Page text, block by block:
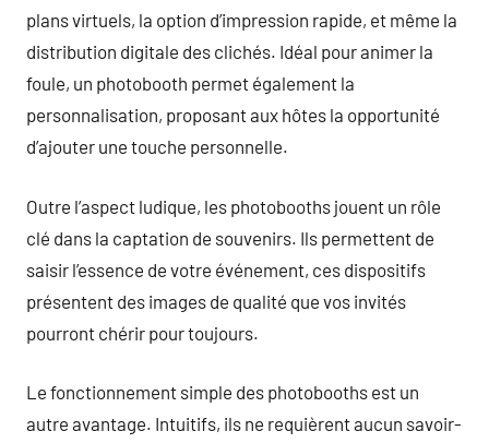
plans virtuels, la option d’impression rapide, et même la
distribution digitale des clichés. Idéal pour animer la
foule, un photobooth permet également la
personnalisation, proposant aux hôtes la opportunité
d’ajouter une touche personnelle.
Outre l’aspect ludique, les photobooths jouent un rôle
clé dans la captation de souvenirs. Ils permettent de
saisir l’essence de votre événement, ces dispositifs
présentent des images de qualité que vos invités
pourront chérir pour toujours.
Le fonctionnement simple des photobooths est un
autre avantage. Intuitifs, ils ne requièrent aucun savoir-